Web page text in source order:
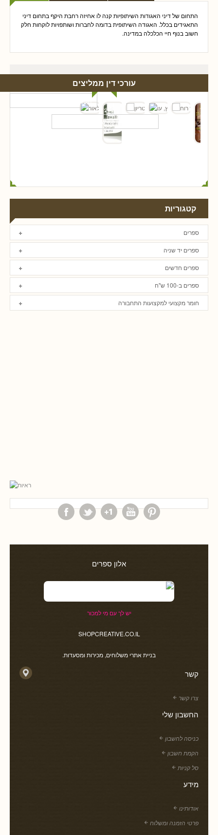
התחום של דיני האגודות השיתופיות קנה לו אחיזה רחבת היקף בתחום דיני
התאגידים בכלל. האגודה השיתופית בדומה לחברות ושותפויות לוקחות חלק
חשוב בנוף חיי הכלכלה במדינה.
עורכי דין ממליצים
קטגוריות
ספרים
ספרים יד שניה
ספרים חדשים
ספרים ב-100 ש"ח
חומר מקצועי למקצועות התחבורה
אלון ספרים
יש לך עם מי למכור
SHOPCREATIVE.CO.IL
בניית אתרי משלוחים, מכירות ומסעדות.
קשר
צרו קשר
החשבון שלי
כניסה לחשבון
הקמת חשבון
סל קניות
מידע
אודותינו
פרטי הזמנה ומשלוח